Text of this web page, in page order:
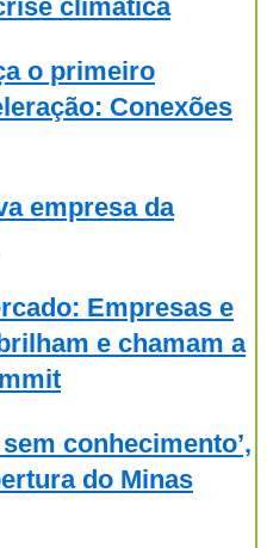
climática
o primeiro
Conexões
empresa da
Empresas e
e chamam a
conhecimento’,
do Minas